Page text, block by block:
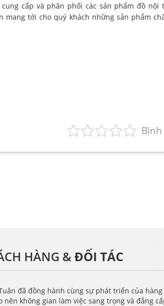
cấp và phân phối các sản phẩm đồ nội
mang tới cho quý khách những sản phẩm
HÀNG & ĐỐI TÁC
đã đồng hành cùng sự phát triển của
không gian làm việc sang trọng và đẳng